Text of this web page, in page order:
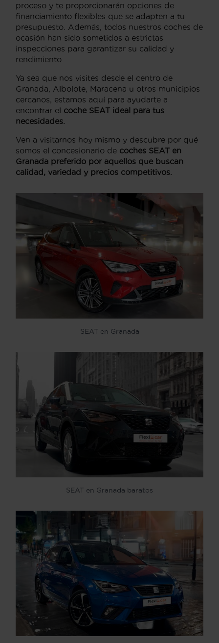
proceso y te proporcionarán opciones de
financiamiento flexibles que se adapten a tu
presupuesto. Además, todos nuestros coches de
ocasión han sido sometidos a estrictas
inspecciones para garantizar su calidad y
rendimiento.
Ya sea que nos visites desde el centro de
Granada, Albolote, Maracena u otros municipios
cercanos, estamos aquí para ayudarte a
encontrar el coche SEAT ideal para tus
necesidades.
Ven a visitarnos hoy mismo y descubre por qué
somos el concesionario de coches SEAT en
Granada preferido por aquellos que buscan
calidad, variedad y precios competitivos.
SEAT en Granada
SEAT en Granada baratos